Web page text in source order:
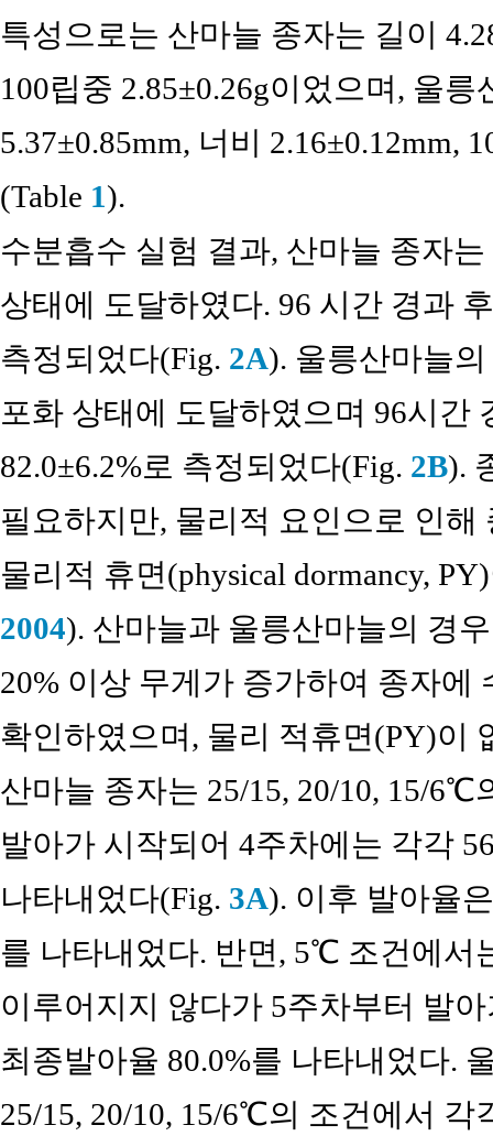
특성으로는 산마늘 종자는 길이
100립중 2.85±0.26g이었으며, 울
5.37±0.85mm, 너비 2.16±0.12mm,
(Table 1).
수분흡수 실험 결과, 산마늘 종자
상태에 도달하였다. 96 시간 경과
측정되었다(Fig. 2A). 울릉산마늘
포화 상태에 도달하였으며 96시간
82.0±6.2%로 측정되었다(Fig. 2B).
필요하지만, 물리적 요인으로 인
물리적 휴면(physical dormancy,
2004). 산마늘과 울릉산마늘의 경
20% 이상 무게가 증가하여 종자에
확인하였으며, 물리 적휴면(PY)이
산마늘 종자는 25/15, 20/10, 15/
발아가 시작되어 4주차에는 각각
나타내었다(Fig. 3A). 이후 발아율
를 나타내었다. 반면, 5℃ 조건에서
이루어지지 않다가 5주차부터 발
최종발아율 80.0%를 나타내었다.
25/15, 20/10, 15/6℃의 조건에서 각